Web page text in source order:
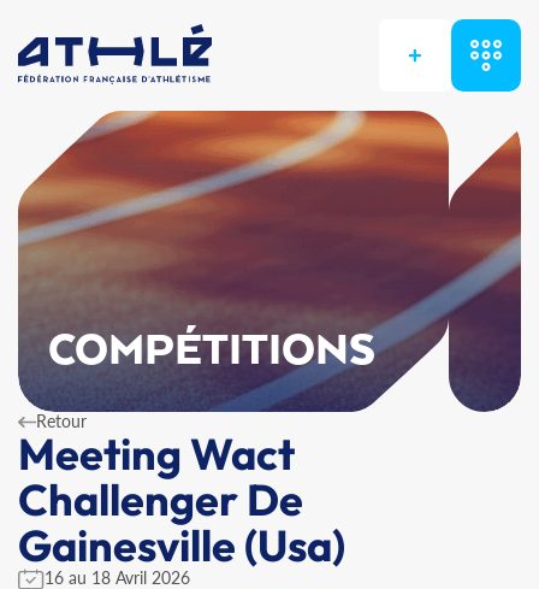
+
COMPÉTITIONS
Retour
Meeting Wact
Challenger De
Gainesville (Usa)
16 au 18 Avril 2026